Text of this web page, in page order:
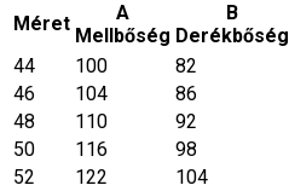
Méret
A
Mellbőség
B
Derékbőség
44
100 82
46
104 86
48
110 92
50
116 98
52
122 104